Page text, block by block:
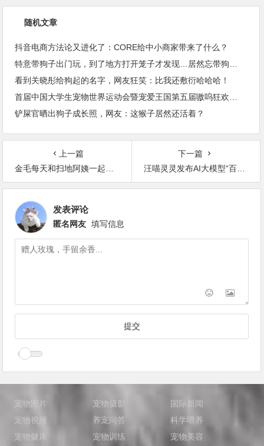
随机文章
抖音电商方法论又进化了：CORE给中小商家带来了什么？
看到关晓彤给狗起的名字，网友狂笑：比我还敷衍哈哈哈！
铲屎官晒出狗子成长照，网友：这猴子居然还活着？
上一篇
金毛每天和扫地阿姨一起捡废品，阿姨的行为更是感动无数人
下一篇
汪喵灵灵发布AI大模型“百目魔君”，拓宽宠物智诊边界
发表评论
匿名网友 填写信息
宠物图片 宠物摄影
国际新闻
宠物视频
养宠问答
科学喂养
宠物健康
宠物训练 宠物美容